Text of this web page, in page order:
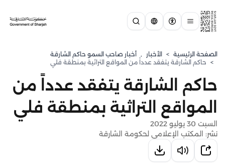
الصفحة الرئيسية > الأخبار , أخبار صاحب السمو حاكم الشارقة
> حاكم الشارقة يتفقد عدداً من المواقع التراثية بمنطقة فلي
حاكم الشارقة يتفقد عدداً من
المواقع التراثية بمنطقة فلي
السبت 30 يوليو 2022
نشر: المكتب الإعلامي لحكومة الشارقة